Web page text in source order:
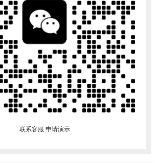
联系客服 申请演示